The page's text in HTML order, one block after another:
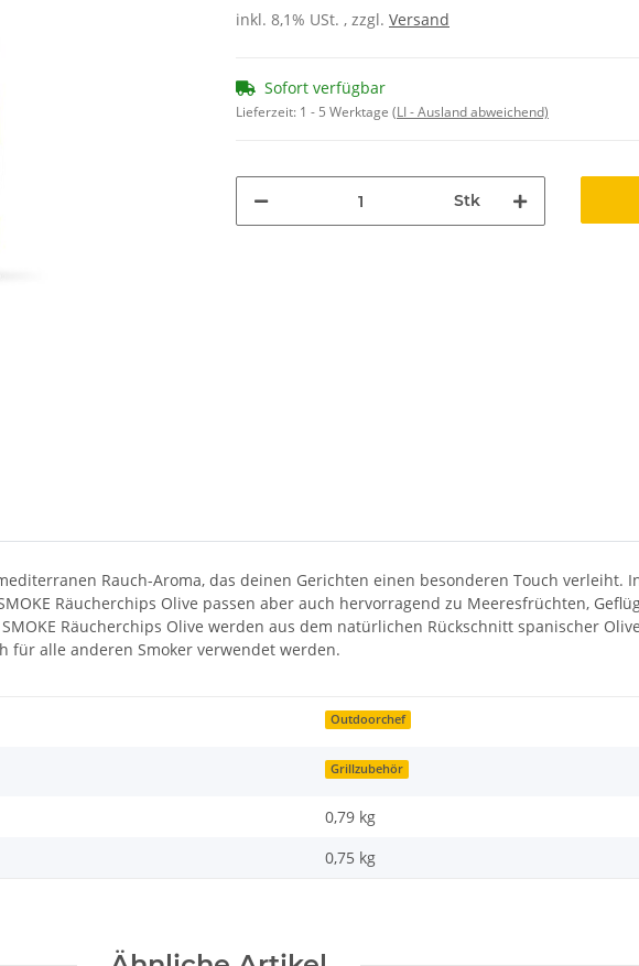
inkl. 8,1% USt. , zzgl. Versand
Sofort verfügbar
Lieferzeit: 1 - 5 Werktage (LI - Ausland abweichend)
Stk
Rauch-Aroma, das deinen Gerichten einen besonderen Touch verleiht.
Räucherchips Olive passen aber auch hervorragend zu Meeresfrüchten,
Räucherchips Olive werden aus dem natürlichen Rückschnitt spanischer
für alle anderen Smoker verwendet werden.
Outdoorchef
Grillzubehör
0,79 kg
0,75 kg